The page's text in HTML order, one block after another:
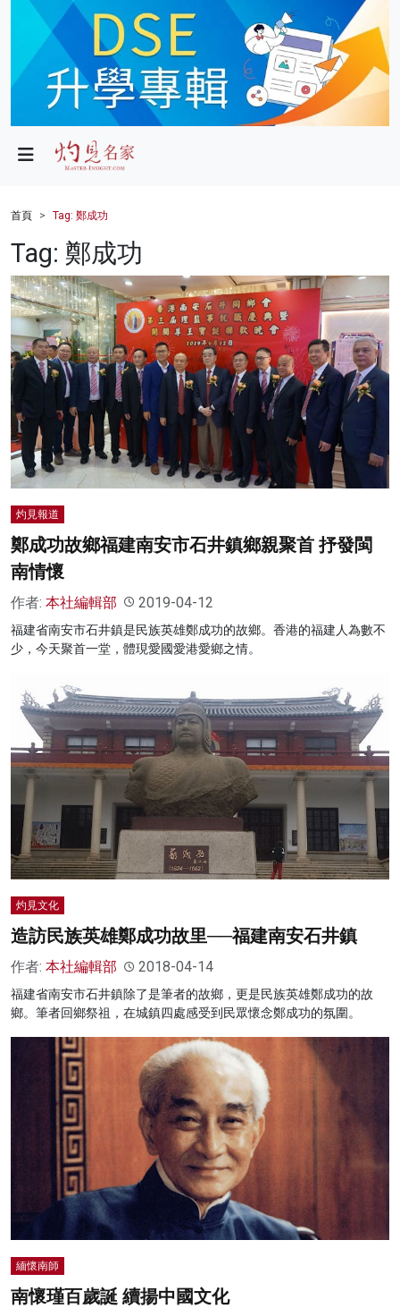
政局
財經
健康
商業
科技
影片
名家榜
灼見活動
首頁 Tag: 鄭成功
Tag: 鄭成功
灼見報道
鄭成功故鄉福建南安市石井鎮鄉親聚首 抒發閩
南情懷
作者: 本社編輯部 2019-04-12
福建省南安市石井鎮是民族英雄鄭成功的故鄉。香港的福建人為數不
少，今天聚首一堂，體現愛國愛港愛鄉之情。
灼見文化
造訪民族英雄鄭成功故里──福建南安石井鎮
作者: 本社編輯部 2018-04-14
福建省南安市石井鎮除了是筆者的故鄉，更是民族英雄鄭成功的故
鄉。筆者回鄉祭祖，在城鎮四處感受到民眾懷念鄭成功的氛圍。
緬懷南師
南懷瑾百歲誕 續揚中國文化